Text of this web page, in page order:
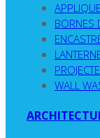
BORNES
WALL